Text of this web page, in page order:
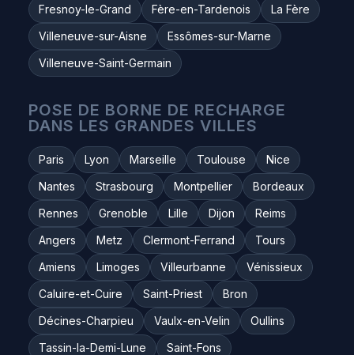
Fresnoy-le-Grand
Fère-en-Tardenois
La Fère
Villeneuve-sur-Aisne
Essômes-sur-Marne
Villeneuve-Saint-Germain
POSE DE BORNE DE RECHARGE
DANS LES GRANDES VILLES
Paris Lyon Marseille Toulouse
Nice
Nantes
Strasbourg Montpellier
Bordeaux
Rennes
Grenoble Lille Dijon
Reims
Angers
Metz Clermont-Ferrand
Tours
Amiens
Limoges Villeurbanne
Vénissieux
Caluire-et-Cuire
Saint-Priest
Bron
Décines-Charpieu
Vaulx-en-Velin
Oullins
Tassin-la-Demi-Lune
Saint-Fons